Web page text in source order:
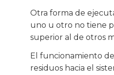
Otra forma de
uno u otro no tiene
superior al de otros
El funcionamiento
residuos hacia el